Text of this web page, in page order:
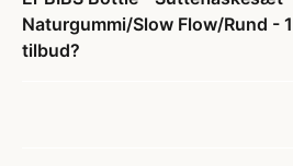
Naturgummi/Slow Flow/Rund -
tilbud?